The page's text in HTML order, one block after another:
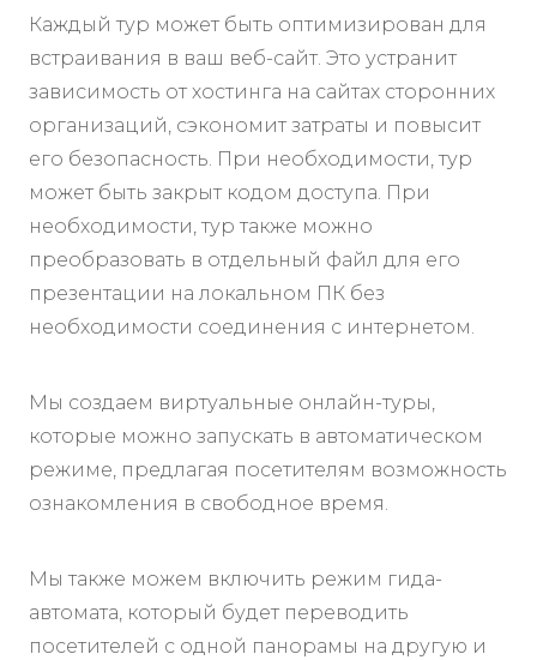
Каждый тур может быть оптимизирован для
встраивания в ваш веб-сайт. Это устранит
зависимость от хостинга на сайтах сторонних
организаций, сэкономит затраты и повысит
его безопасность. При необходимости, тур
может быть закрыт кодом доступа. При
необходимости, тур также можно
преобразовать в отдельный файл для его
презентации на локальном ПК без
необходимости соединения с интернетом.
Мы создаем виртуальные онлайн-туры,
которые можно запускать в автоматическом
режиме, предлагая посетителям возможность
ознакомления в свободное время.
Мы также можем включить режим гида-
автомата, который будет переводить
посетителей с одной панорамы на другую и